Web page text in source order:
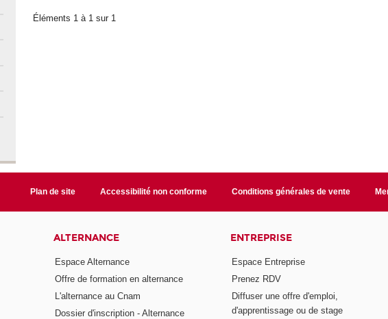
Éléments 1 à 1 sur 1
Plan de site Accessibilité non conforme Conditions générales de vente
ALTERNANCE
Espace Alternance
Offre de formation en alternance
L'alternance au Cnam
Dossier d'inscription - Alternance
ENTREPRISE
Espace Entreprise
Prenez RDV
Diffuser une offre d'emploi,
d'apprentissage ou de stage